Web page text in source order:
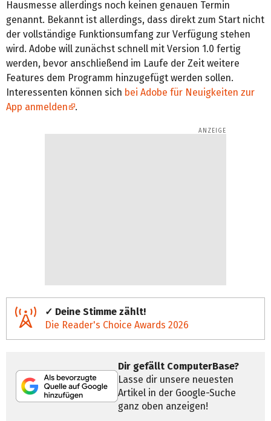
Hausmesse allerdings noch keinen genauen Termin
genannt. Bekannt ist allerdings, dass direkt zum Start nicht
der vollständige Funktionsumfang zur Verfügung stehen
wird. Adobe will zunächst schnell mit Version 1.0 fertig
werden, bevor anschließend im Laufe der Zeit weitere
Features dem Programm hinzugefügt werden sollen.
Interessenten können sich bei Adobe für Neuigkeiten zur
App anmelden
.
✓ Deine Stimme zählt!
Die Reader's Choice Awards 2026
Dir gefällt ComputerBase?
Lasse dir unsere neuesten
Artikel in der Google-Suche
ganz oben anzeigen!